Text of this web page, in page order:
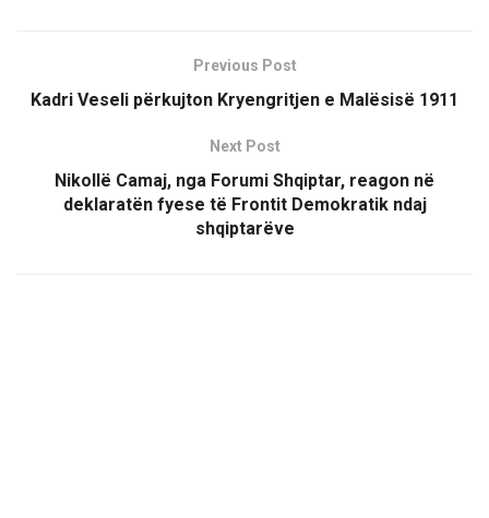
Previous Post
Kadri Veseli përkujton Kryengritjen e Malësisë 1911
Next Post
Nikollë Camaj, nga Forumi Shqiptar, reagon në
deklaratën fyese të Frontit Demokratik ndaj
shqiptarëve